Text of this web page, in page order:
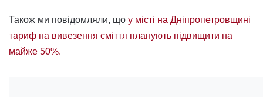
Також ми повідомляли, що у місті на Дніпропетровщині
тариф на вивезення сміття планують підвищити на
майже 50%.